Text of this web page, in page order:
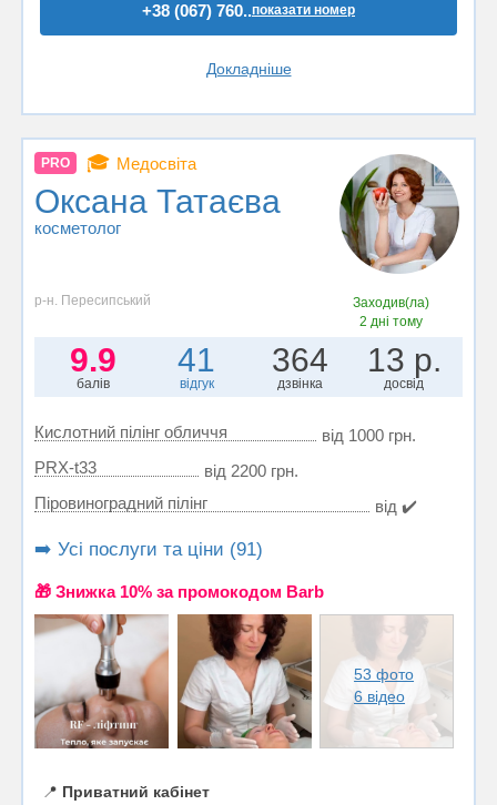
+38 (067) 760..показати номер
Докладніше
PRO 🎓 Медосвіта
Оксана Татаєва
косметолог
р-н. Пересипський
Заходив(ла)
2 дні тому
9.9
балів
41
відгук
364
дзвінка
13 р.
досвід
Кислотний пілінг обличчя
від 1000 грн.
PRX-t33
від 2200 грн.
Піровиноградний пілінг
від ✔️
➡️ Усі послуги та ціни (91)
🎁 Знижка 10% за промокодом Barb
53 фото
6 відео
📍 Приватний кабінет